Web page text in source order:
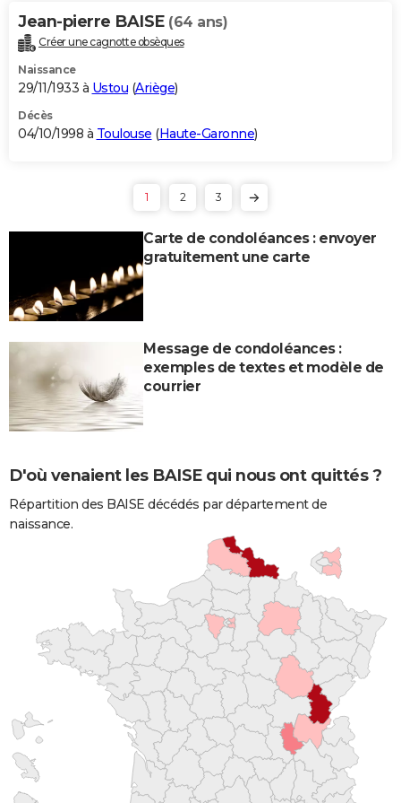
Jean-pierre BAISE (64 ans)
Créer une cagnotte obsèques
Naissance
29/11/1933 à Ustou (Ariège)
Décès
04/10/1998 à Toulouse (Haute-Garonne)
1 2 3
Carte de condoléances : envoyer
gratuitement une carte
Message de condoléances :
exemples de textes et modèle de
courrier
D'où venaient les BAISE qui nous ont quittés ?
Répartition des BAISE décédés par département de
naissance.